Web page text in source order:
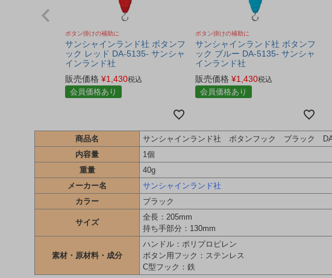
ボタン掛けの補助に
サンシャインランド社 ボタンフ
ック レッド DA-5135- サンシャ
インランド社
販売価格 ¥1,430税込
会員価格あり
ボタン掛けの補助に
サンシャインランド社 ボタンフ
ック ブルー DA-5135- サンシャ
インランド社
販売価格 ¥1,430税込
会員価格あり
商品名
サンシャインランド社 ボタンフック ブラック
内容量
1個
重量
40g
メーカー名
サンシャインランド社
カラー
ブラック
サイズ
全長：205mm
持ち手部分：130mm
素材・原材料・成分
ハンドル：ポリプロピレン
ボタン用フック：ステンレス
C型フック：鉄